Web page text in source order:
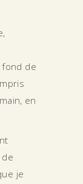
de
en
je